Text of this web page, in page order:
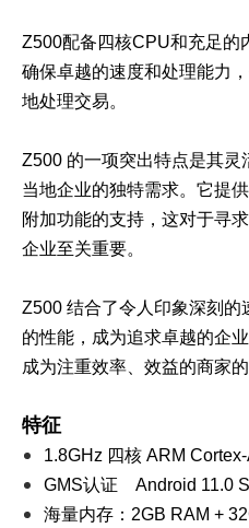
Z500配备四核CPU和充足的
确保卓越的速度和处理能力
地处理交易。
Z500 的一项突出特点是其灵
当地企业的独特需求。它提
附加功能的支持，这对于寻
企业至关重要。
Z500 结合了令人印象深刻
的性能，成为追求卓越的企
成为注重效率、效益的商家的
特征
1.8GHz 四核 ARM Cortex-
GMS认证 Android 11.0
海量内存：2GB RAM +